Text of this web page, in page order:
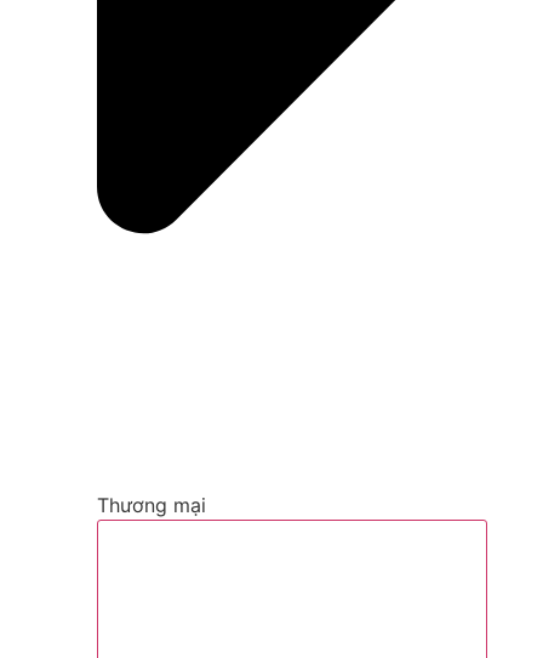
Thương mại